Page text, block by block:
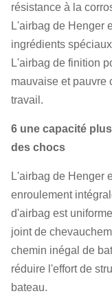
résistance à la
L'airbag de Henger
ingrédients
L'airbag de finition
mauvaise et pauvre
travail.
6 une capacité
des chocs
L'airbag de Henger
enroulement
d'airbag est
joint de
chemin inégal de
réduire l'effort de
bateau.